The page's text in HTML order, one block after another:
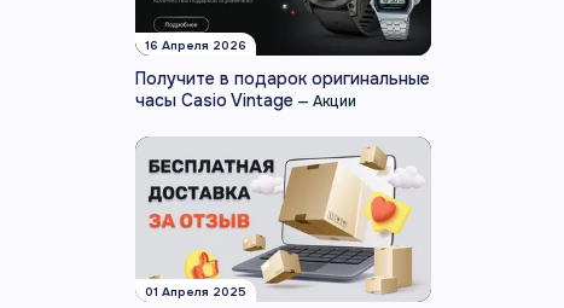
16 Апреля 2026
Получите в подарок оригинальные
часы Casio Vintage — Акции
01 Апреля 2025